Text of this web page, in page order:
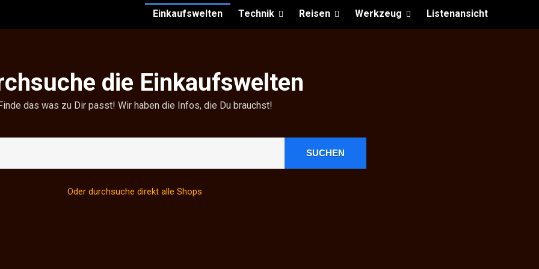
Einkaufswelten Technik Reisen Werkzeug Listenansicht
die Einkaufswelten
das was zu Dir passt! Wir haben die Infos, die Du brauchst!
SUCHEN
Oder durchsuche direkt alle Shops